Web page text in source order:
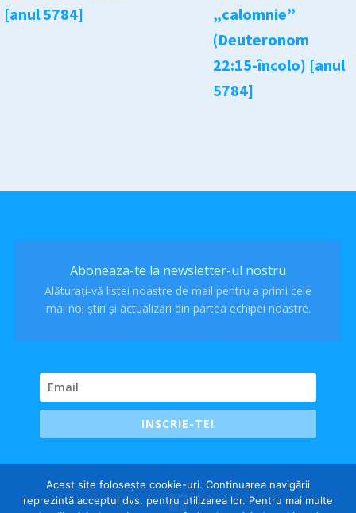
[anul 5784]
„calomnie”
(Deuteronom
22:15-încolo) [anul
5784]
Aboneaza-te la newsletter-ul nostru
Alăturați-vă listei noastre de mail pentru a primi cele
mai noi știri și actualizări din partea echipei noastre.
INSCRIE-TE!
Acest site folosește cookie-uri. Continuarea navigării
reprezintă acceptul dvs. pentru utilizarea lor. Pentru mai multe